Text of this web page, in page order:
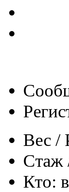
Вес /
Стаж
Кто: